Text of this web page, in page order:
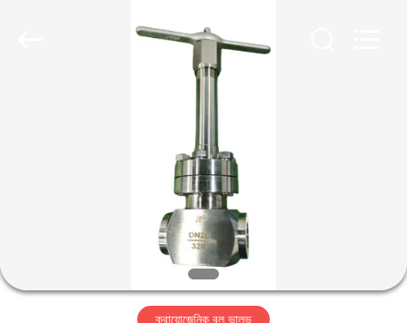
আমাদের
সম্পর্কে
ক্রায়োজেনিক বল ভালভ